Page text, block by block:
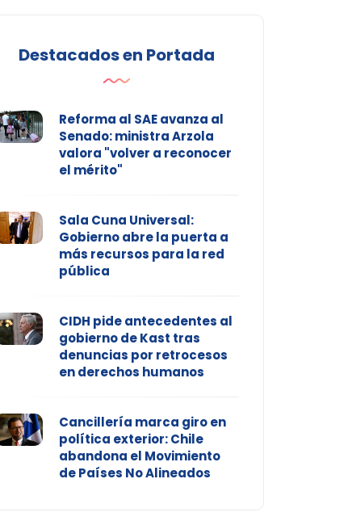
Destacados en Portada
Reforma al SAE avanza al
Senado: ministra Arzola
valora "volver a reconocer
el mérito"
Sala Cuna Universal:
Gobierno abre la puerta a
más recursos para la red
pública
CIDH pide antecedentes al
gobierno de Kast tras
denuncias por retrocesos
en derechos humanos
Cancillería marca giro en
política exterior: Chile
abandona el Movimiento
de Países No Alineados